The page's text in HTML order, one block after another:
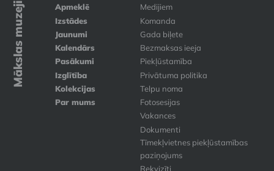
Mākslas muzeji
Apmeklē
Izstādes
Jaunumi
Kalendārs
Pasākumi
Izglītība
Kolekcijas
Par mums
Medijiem
Komanda
Gada biļete
Bezmaksas ieeja
Piekļūstamība
Privātuma politika
Telpu noma
Fotosesijas
Vakances
Dokumenti
Tīmekļvietnes piekļūstamības
paziņojums
Rekvizīti